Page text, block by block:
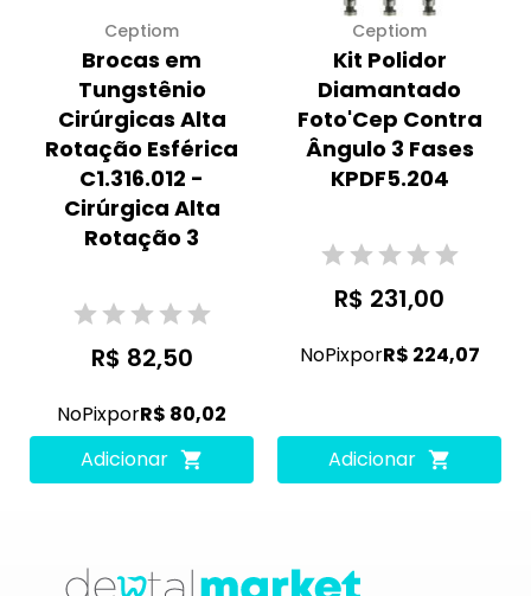
Ceptiom
Brocas em
Tungstênio
Cirúrgicas Alta
Rotação Esférica
C1.316.012 -
Cirúrgica Alta
Rotação 3
R$ 82,50
NoPixporR$ 80,02
Adicionar
Ceptiom
Kit Polidor
Diamantado
Foto'Cep Contra
Ângulo 3 Fases
KPDF5.204
R$ 231,00
NoPixporR$ 224,07
Adicionar